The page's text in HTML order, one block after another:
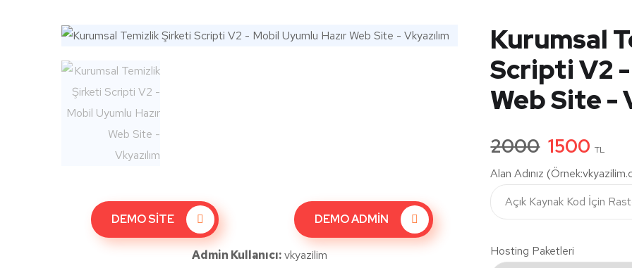
DEMO SİTE DEMO ADMİN
Admin Kullanıcı:vkyazilim
Kurumsal
Scripti V2
Web Site -
2000 1500 TL
Alan Adınız
Hosting Paketleri